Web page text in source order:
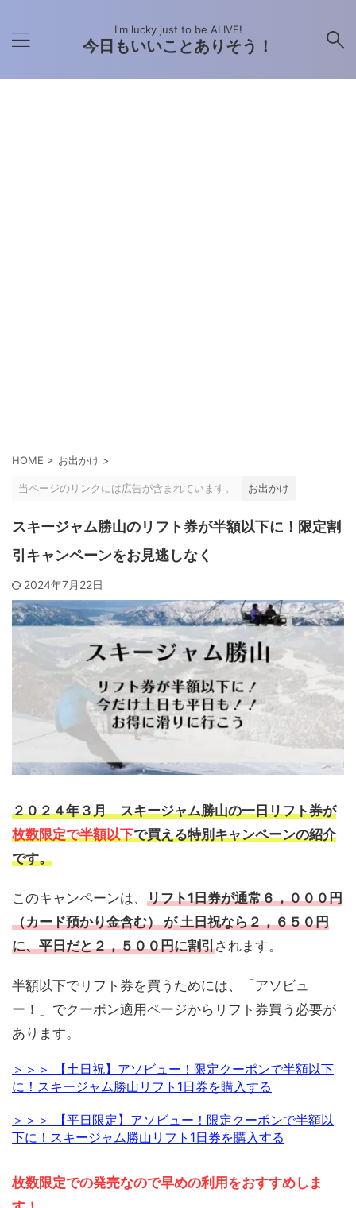
I'm lucky just to be ALIVE!
今日もいいことありそう！
HOME > お出かけ >
当ページのリンクには広告が含まれています。 お出かけ
スキージャム勝山のリフト券が半額以下に！限定割
引キャンペーンをお見逃しなく
2024年7月22日
２０２４年３月 スキージャム勝山の一日リフト券が
枚数限定で半額以下で買える特別キャンペーンの紹介
です。
このキャンペーンは、 リフト1日券が通常６，０００円
（カード預かり金含む） が 土日祝なら２，６５０円
に、平日だと２，５００円に割引されます。
半額以下でリフト券を買うためには、「アソビュ
ー！」でクーポン適用ページからリフト券買う必要が
あります。
＞＞＞ 【土日祝】アソビュー！限定クーポンで半額以下
に！スキージャム勝山リフト1日券を購入する
＞＞＞ 【平日限定】アソビュー！限定クーポンで半額以
下に！スキージャム勝山リフト1日券を購入する
枚数限定での発売なので早めの利用をおすすめしま